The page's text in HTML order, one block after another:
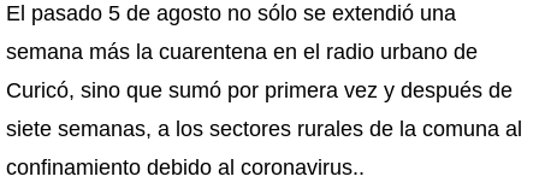
El pasado 5 de agosto no sólo se extendió una
semana más la cuarentena en el radio urbano de
Curicó, sino que sumó por primera vez y después de
siete semanas, a los sectores rurales de la comuna al
confinamiento debido al coronavirus..